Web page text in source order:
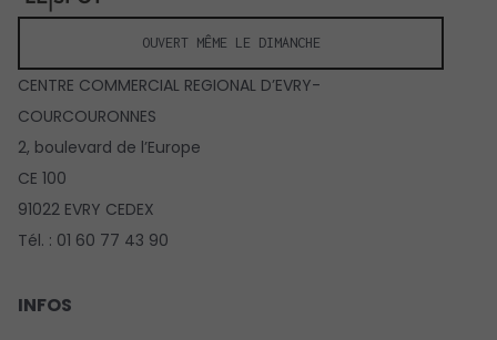
OUVERT MÊME LE DIMANCHE
CENTRE COMMERCIAL REGIONAL D’EVRY-
COURCOURONNES
2, boulevard de l’Europe
CE 100
91022 EVRY CEDEX
Tél. : 01 60 77 43 90
INFOS